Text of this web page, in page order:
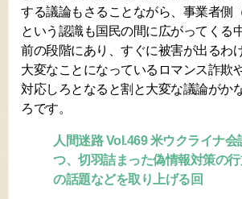
する議論もさることながら、事業者側
という認識も国民の間に広がってくる
前の段階にあり、すぐに被害が出るわ
大変なことになっているロマンス詐欺
対応しろとなると割と大変な議論がか
ろです。
人間迷路 Vol.469 米ウクライナ
つ、切羽詰まった偽情報対策の
の話題などを取り上げる回